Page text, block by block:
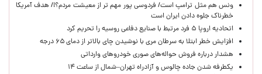
ونس هم مثل ترامپ است/ فردوسی پور مهم تر از معیشت مردم؟!/ هدف آمریکا
خطرناک جلوه دادن ایران است
اتحادیه اروپا ۵ فرد مرتبط با صنایع دفاعی روسیه را تحریم کرد
افزایش خطر ابتلا به سرطان مری با نوشیدن چای بالاتر از دمای ۶۵ درجه
هشدار درباره فروش حواله‌های صوری خودروهای وارداتی
یکطرفه شدن جاده چالوس و آزادراه تهران–شمال از ساعت ۱۴